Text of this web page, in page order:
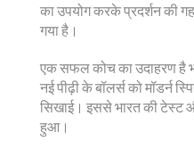
का उपयोग करके प्रदर्शन की
गया है।
एक सफल कोच का उदाहरण है
नई पीढ़ी के बॉलर्स को मॉडर्न
सिखाई। इससे भारत की टेस्ट
हुआ।